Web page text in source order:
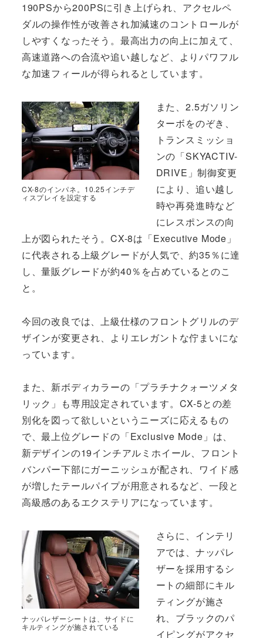
190PSから200PSに引き上げられ、アクセルペ
ダルの操作性が改善され加減速のコントロールが
しやすくなったそう。最高出力の向上に加えて、
高速道路への合流や追い越しなど、よりパワフル
な加速フィールが得られるとしています。
CX-8のインパネ。10.25インチデ
ィスプレイを設定する
また、2.5ガソリン
ターボをのぞき、
トランスミッショ
ンの「SKYACTIV-
DRIVE」制御変更
により、追い越し
時や再発進時など
にレスポンスの向
上が図られたそう。CX-8は「Executive Mode」
に代表される上級グレードが人気で、約35％に達
し、量販グレードが約40％を占めているとのこ
と。
今回の改良では、上級仕様のフロントグリルのデ
ザインが変更され、よりエレガントな佇まいにな
っています。
また、新ボディカラーの「プラチナクォーツメタ
リック」も専用設定されています。CX-5との差
別化を図って欲しいというニーズに応えるもの
で、最上位グレードの「Exclusive Mode」は、
新デザインの19インチアルミホイール、フロント
バンパー下部にガーニッシュが配され、ワイド感
が増したテールパイプが用意されるなど、一段と
高級感のあるエクステリアになっています。
ナッパレザーシートは、サイドに
キルティングが施されている
さらに、インテリ
アでは、ナッパレ
ザーを採用するシ
ートの細部にキル
ティングが施さ
れ、ブラックのパ
イピングがアクセ